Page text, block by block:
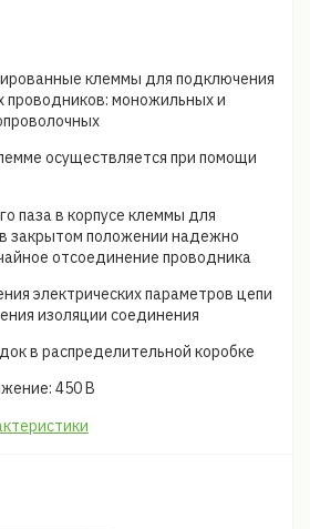
клеммы для подключения
моножильных и
осуществляется при помощи
паза в корпусе клеммы для
закрытом положении надежно
отсоединение проводника
электрических параметров цепи
изоляции соединения
в распределительной коробке
450 В